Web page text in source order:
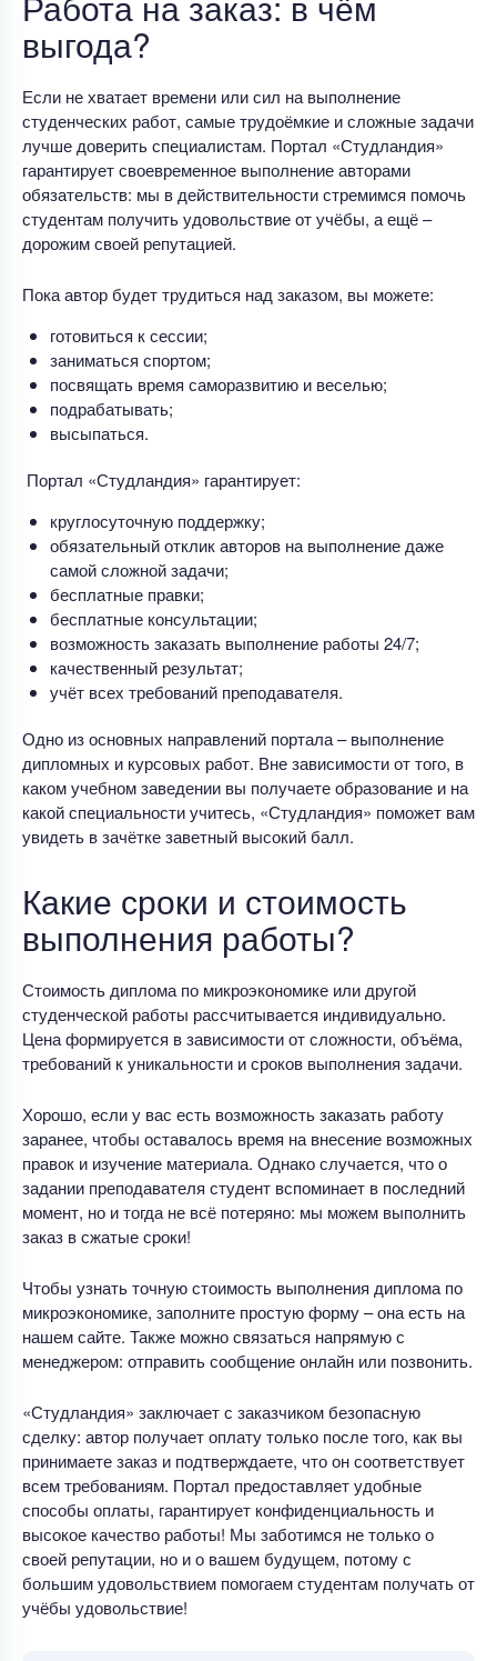
выгода?
Если не хватает времени или сил на выполнение
студенческих работ, самые трудоёмкие и сложные задачи
лучше доверить специалистам. Портал «Студландия»
гарантирует своевременное выполнение авторами
обязательств: мы в действительности стремимся помочь
студентам получить удовольствие от учёбы, а ещё –
дорожим своей репутацией.
Пока автор будет трудиться над заказом, вы можете:
готовиться к сессии;
заниматься спортом;
посвящать время саморазвитию и веселью;
подрабатывать;
высыпаться.
Портал «Студландия» гарантирует:
круглосуточную поддержку;
обязательный отклик авторов на выполнение даже
самой сложной задачи;
бесплатные правки;
бесплатные консультации;
возможность заказать выполнение работы 24/7;
качественный результат;
учёт всех требований преподавателя.
Одно из основных направлений портала – выполнение
дипломных и курсовых работ. Вне зависимости от того, в
каком учебном заведении вы получаете образование и на
какой специальности учитесь, «Студландия» поможет вам
увидеть в зачётке заветный высокий балл.
Какие сроки и стоимость
выполнения работы?
Стоимость диплома по микроэкономике или другой
студенческой работы рассчитывается индивидуально.
Цена формируется в зависимости от сложности, объёма,
требований к уникальности и сроков выполнения задачи.
Хорошо, если у вас есть возможность заказать работу
заранее, чтобы оставалось время на внесение возможных
правок и изучение материала. Однако случается, что о
задании преподавателя студент вспоминает в последний
момент, но и тогда не всё потеряно: мы можем выполнить
заказ в сжатые сроки!
Чтобы узнать точную стоимость выполнения диплома по
микроэкономике, заполните простую форму – она есть на
нашем сайте. Также можно связаться напрямую с
менеджером: отправить сообщение онлайн или позвонить.
«Студландия» заключает с заказчиком безопасную
сделку: автор получает оплату только после того, как вы
принимаете заказ и подтверждаете, что он соответствует
всем требованиям. Портал предоставляет удобные
способы оплаты, гарантирует конфиденциальность и
высокое качество работы! Мы заботимся не только о
своей репутации, но и о вашем будущем, потому с
большим удовольствием помогаем студентам получать от
учёбы удовольствие!